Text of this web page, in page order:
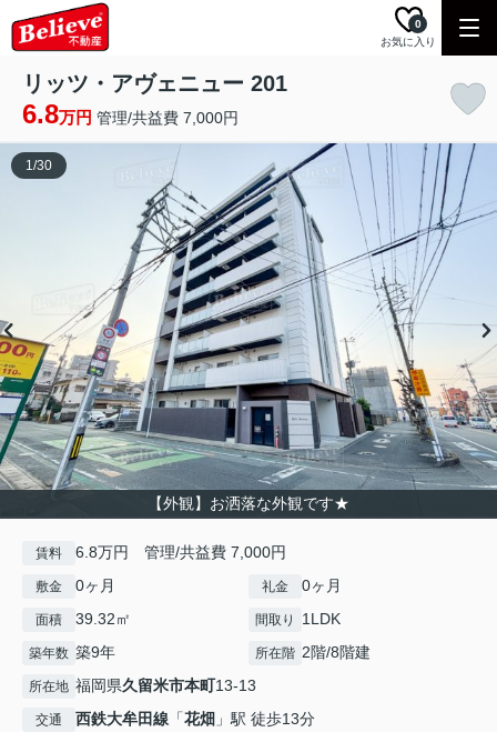
お気に入り
0
リッツ・アヴェニュー 201
6.8万円 管理/共益費 7,000円
【外観】お洒落な外観です★
1/30
賃料 6.8万円 管理/共益費 7,000円
敷金 0ヶ月 礼金 0ヶ月
面積 39.32㎡ 間取り 1LDK
築年数 築9年 所在階 2階/8階建
所在地 福岡県久留米市本町13-13
交通 西鉄大牟田線 「花畑 」駅 徒歩13分